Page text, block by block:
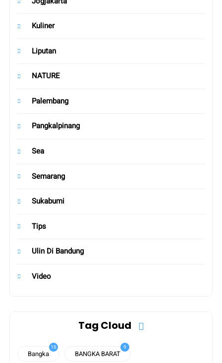
Kuliner
Liputan
NATURE
Palembang
Pangkalpinang
Sea
Semarang
Sukabumi
Tips
Ulin Di Bandung
Video
Tag Cloud
Bangka
16
BANGKA BARAT
9